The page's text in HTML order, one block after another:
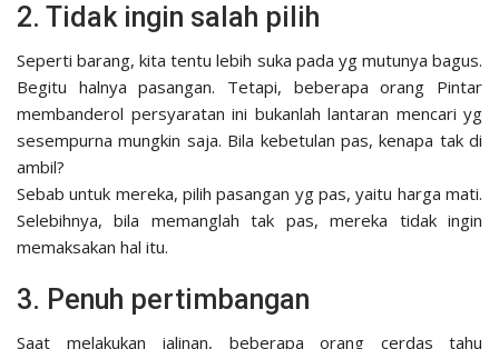
2. Tidak ingin salah pilih
Seperti barang, kita tentu lebih suka pada yg mutunya bagus.
Begitu halnya pasangan. Tetapi, beberapa orang Pintar
membanderol persyaratan ini bukanlah lantaran mencari yg
sesempurna mungkin saja. Bila kebetulan pas, kenapa tak di
ambil?
Sebab untuk mereka, pilih pasangan yg pas, yaitu harga mati.
Selebihnya, bila memanglah tak pas, mereka tidak ingin
memaksakan hal itu.
3. Penuh pertimbangan
Saat melakukan jalinan, beberapa orang cerdas tahu